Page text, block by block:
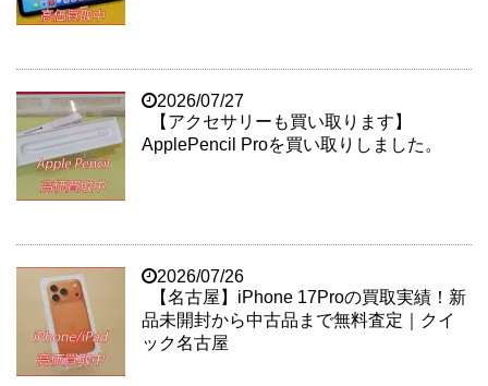
2026/07/27
【アクセサリーも買い取ります】
ApplePencil Proを買い取りしました。
2026/07/26
【名古屋】iPhone 17Proの買取実績！新
品未開封から中古品まで無料査定｜クイ
ック名古屋